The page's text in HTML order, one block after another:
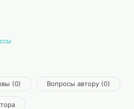
(0) Вопросы автору (0)